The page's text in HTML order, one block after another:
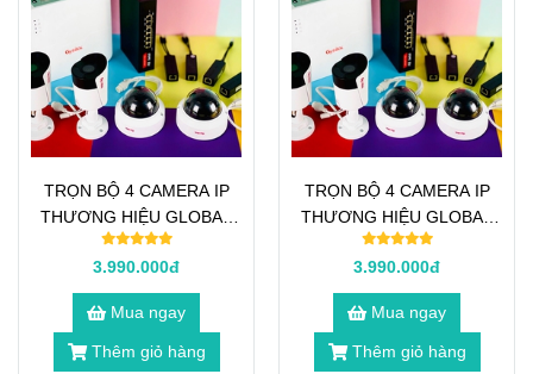
TRỌN BỘ 4 CAMERA IP
THƯƠNG HIỆU GLOBAL
2.O MEGAPIXEL
3.990.000đ
Mua ngay
Thêm giỏ hàng
TRỌN BỘ 4 CAMERA IP
THƯƠNG HIỆU GLOBAL
2.O MEGAPIXEL
3.990.000đ
Mua ngay
Thêm giỏ hàng